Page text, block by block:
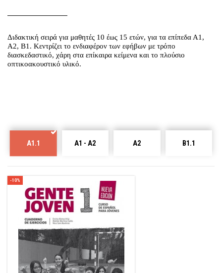
Διδακτική σειρά για μαθητές 10 έως 15 ετών, για τα επίπεδα Α1,
Α2, Β1. Κεντρίζει το ενδιαφέρον των εφήβων με τρόπο
διασκεδαστικό, χάρη στα επίκαιρα κείμενα και το πλούσιο
oπτικοακουστικό υλικό.
A1.1 A1 - A2 A2 B1.1
-10%